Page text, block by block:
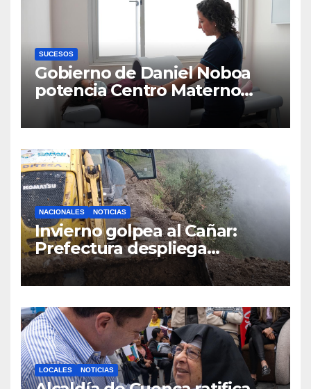
SUCESOS
Gobierno de Daniel Noboa
potencia Centro Materno
Infantil y Emergencias en
Cuenca con nuevos equipos
NACIONALES NOTICIAS
Invierno golpea al Cañar:
Prefectura despliega
maquinaria en toda la
provincia para mantener las
LOCALES NOTICIAS